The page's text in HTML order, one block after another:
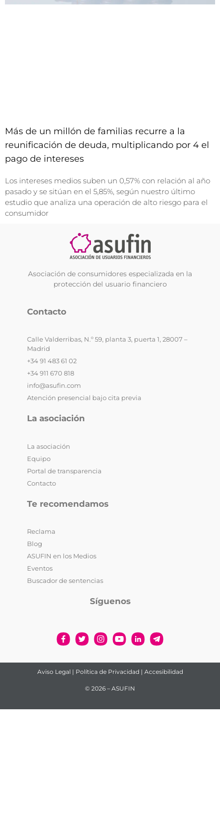
Más de un millón de familias recurre a la
reunificación de deuda, multiplicando por 4 el
pago de intereses
Los intereses medios suben un 0,57% con relación al año
pasado y se sitúan en el 5,85%, según nuestro último
estudio que analiza una operación de alto riesgo para el
consumidor
Asociación de consumidores especializada en la
protección del usuario financiero
Contacto
Calle Valderribas, N.º 59, planta 3, puerta 1, 28007 –
Madrid
+34 91 483 61 02
+34 911 670 818
info@asufin.com
Atención presencial bajo cita previa
La asociación
La asociación
Equipo
Portal de transparencia
Contacto
Te recomendamos
Reclama
Blog
ASUFIN en los Medios
Eventos
Buscador de sentencias
Síguenos
Aviso Legal | Política de Privacidad | Accesibilidad
© 2026 – ASUFIN